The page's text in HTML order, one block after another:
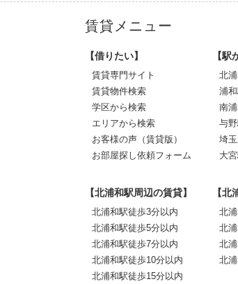
賃貸メニュー
【借りたい】
賃貸専門サイト
賃貸物件検索
学区から検索
エリアから検索
お客様の声（賃貸版）
お部屋探し依頼フォーム
【駅
北
浦
南
与
埼
大
【北浦和駅周辺の賃貸】
北浦和駅徒歩3分以内
北浦和駅徒歩5分以内
北浦和駅徒歩7分以内
北浦和駅徒歩10分以内
北浦和駅徒歩15分以内
【北
北
北
北
北